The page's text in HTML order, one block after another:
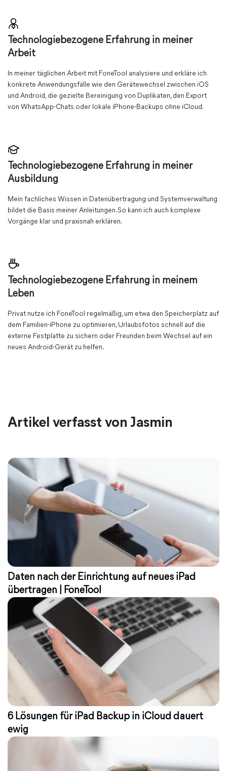
Technologiebezogene Erfahrung in meiner
Arbeit
In meiner täglichen Arbeit mit FoneTool analysiere und erkläre ich
konkrete Anwendungsfälle wie den Gerätewechsel zwischen iOS
und Android, die gezielte Bereinigung von Duplikaten, den Export
von WhatsApp-Chats oder lokale iPhone-Backups ohne iCloud.
Technologiebezogene Erfahrung in meiner
Ausbildung
Mein fachliches Wissen in Datenübertragung und Systemverwaltung
bildet die Basis meiner Anleitungen. So kann ich auch komplexe
Vorgänge klar und praxisnah erklären.
Technologiebezogene Erfahrung in meinem
Leben
Privat nutze ich FoneTool regelmäßig, um etwa den Speicherplatz auf
dem Familien-iPhone zu optimieren, Urlaubsfotos schnell auf die
externe Festplatte zu sichern oder Freunden beim Wechsel auf ein
neues Android-Gerät zu helfen.
Artikel verfasst von Jasmin
Daten nach der Einrichtung auf neues iPad
übertragen | FoneTool
6 Lösungen für iPad Backup in iCloud dauert
ewig